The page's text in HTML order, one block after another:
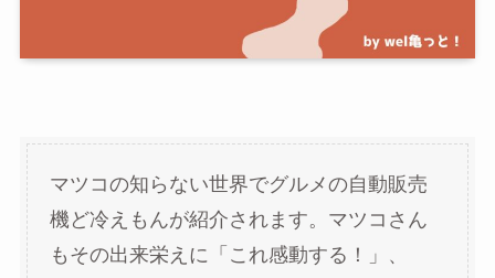
マツコの知らない世界でグルメの自動販売
機ど冷えもんが紹介されます。マツコさん
もその出来栄えに「これ感動する！」、